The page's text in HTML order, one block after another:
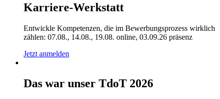
Karriere-Werkstatt
Entwickle Kompetenzen, die im Bewerbungsprozess wirklich
zählen: 07.08., 14.08., 19.08. online, 03.09.26 präsenz
Jetzt anmelden
Das war unser TdoT 2026